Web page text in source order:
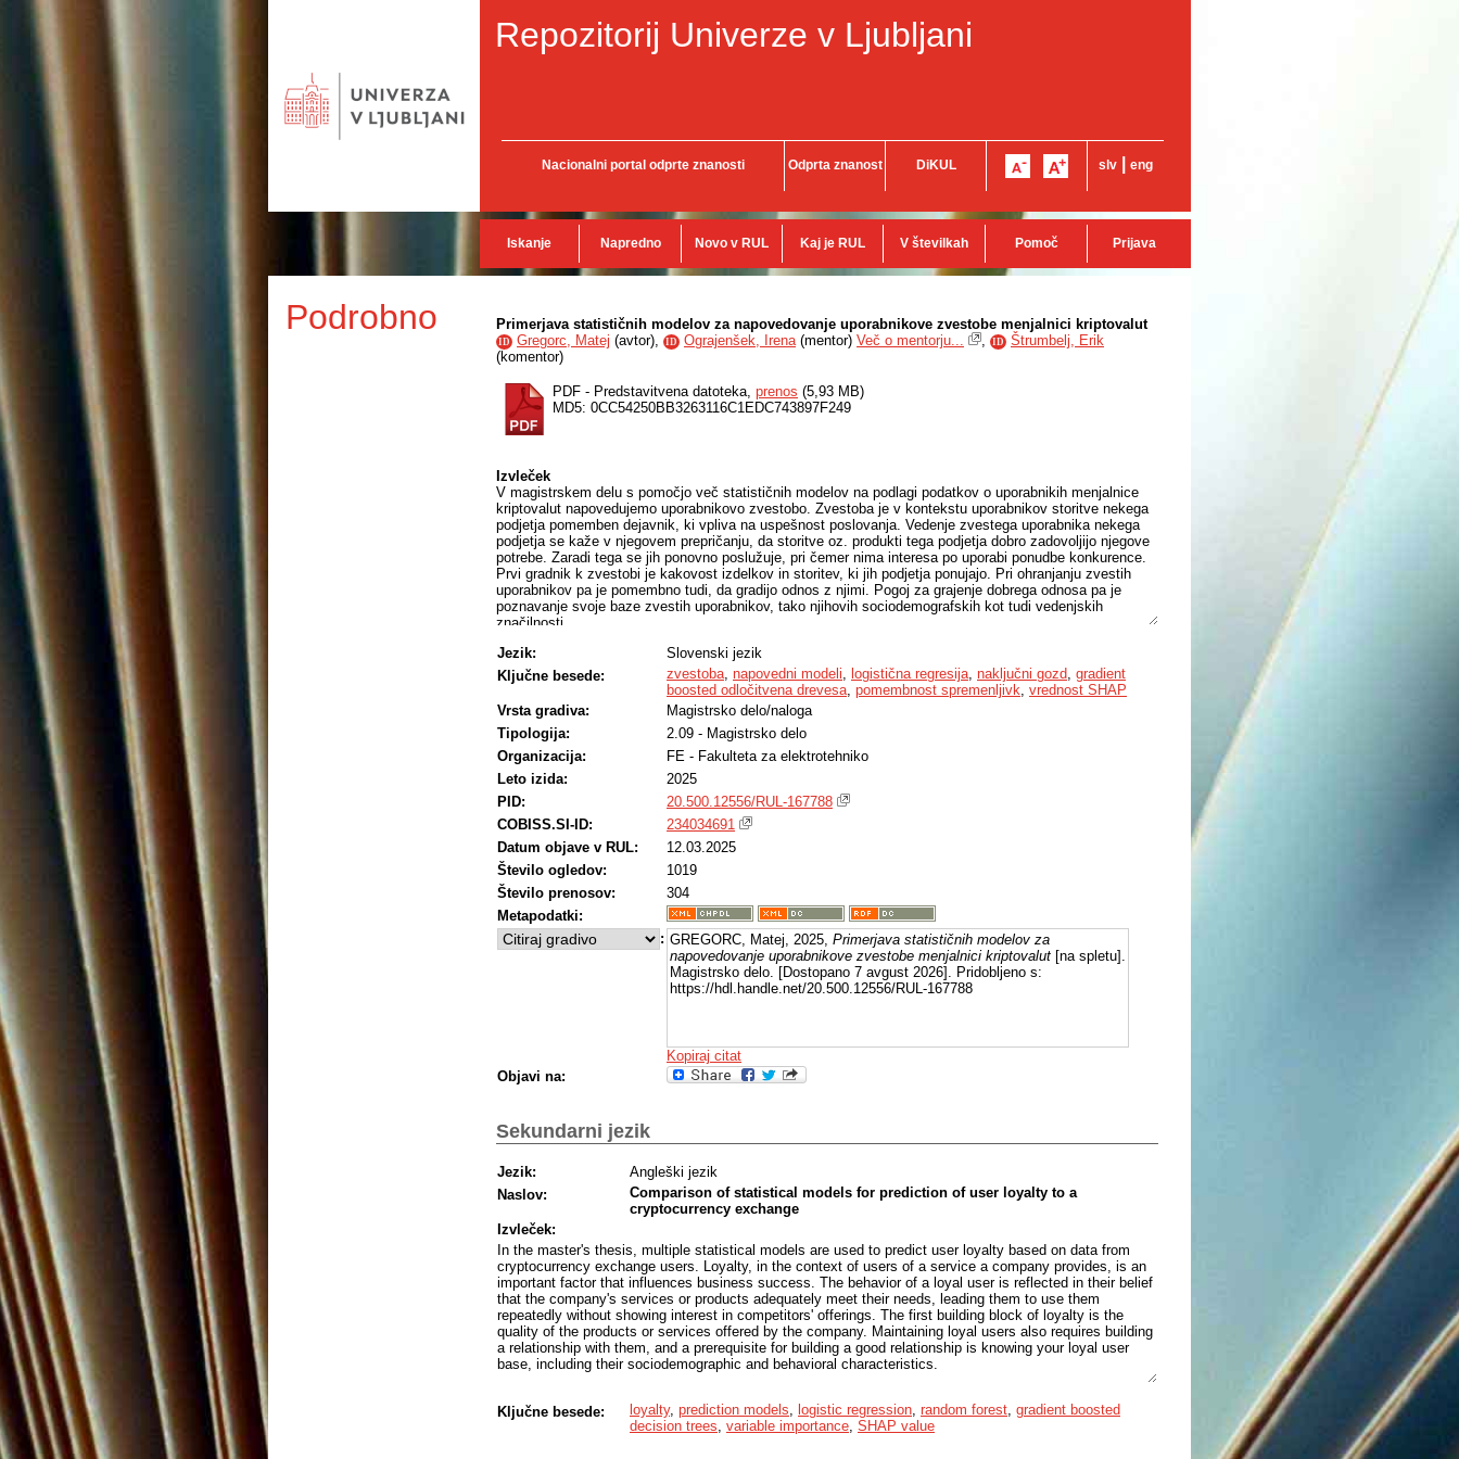
Repozitorij Univerze v Ljubljani
Nacionalni portal odprte znanosti Odprta znanost DiKUL slv eng
Iskanje Napredno Novo v RUL Kaj je RUL V številkah Pomoč Prijava
Podrobno Primerjava statističnih modelov za napovedovanje uporabnikove zvestobe menjalnici kriptovalut
ID Gregorc, Matej (avtor), ID Ograjenšek, Irena(mentor) Več o mentorju... , ID
Štrumbelj, Erik
(komentor)
PDF - Predstavitvena datoteka, prenos (5,93 MB)
MD5: 0CC54250BB3263116C1EDC743897F249
Izvleček
V magistrskem delu s pomočjo več statističnih modelov na podlagi podatkov o uporabnikih menjalnice
kriptovalut napovedujemo uporabnikovo zvestobo. Zvestoba je v kontekstu uporabnikov storitve nekega
podjetja pomemben dejavnik, ki vpliva na uspešnost poslovanja. Vedenje zvestega uporabnika nekega
podjetja se kaže v njegovem prepričanju, da storitve oz. produkti tega podjetja dobro zadovoljijo njegove
potrebe. Zaradi tega se jih ponovno poslužuje, pri čemer nima interesa po uporabi ponudbe konkurence.
Prvi gradnik k zvestobi je kakovost izdelkov in storitev, ki jih podjetja ponujajo. Pri ohranjanju zvestih
uporabnikov pa je pomembno tudi, da gradijo odnos z njimi. Pogoj za grajenje dobrega odnosa pa je
poznavanje svoje baze zvestih uporabnikov, tako njihovih sociodemografskih kot tudi vedenjskih
značilnosti.
Zbiranje in dostopnost velikih količin podatkov o uporabnikih in njihovih dejavnostih v menjalnicah
kriptovalut omogoča podroben vpogled v vsakega posameznika in identificiranje skupnih lastnosti zvestih
uporabnikov. Ta spoznanja podjetja lahko uporabijo za ohranjanje in povečevanje baze zvestih
uporabnikov, kar lahko vpliva na poslovno uspešnost.
V magistrskem delu so uporabljeni trije različni statistični modeli: logistična regresija, naključni gozdovi in
gradient boosted odločitvena drevesa, s katerimi napovedujemo binarno spremenljivko zvestoba.
Dogodek zvestobe je redek, zgolj 2,96% uporabnikov je po definiciji, ki se uporablja v podjetju, zvestih.
Statistični modeli so vrednoteni na podlagi občutljivosti in specifičnosti napovedi ter mere AUC in G-
povprečja z 8-kratnim prečnim preverjanjem. Modeli grajeni na osnovnem vzorcu, brez prilagajanja za
redke dogodke, kažejo močno pristranskost redkega dogodka. Razlika med občutljivostjo in
specifičnostjo napovedi je velika, pri čemer je točnost napovedi za zveste uporabnike nizka (največ
51%). Pristranskost redkega dogodka smo naslovili z metodo podvzorčenja, kjer modele učimo na
zmanjšanem vzorcu z enakim razmerjem med zvestimi in ne-zvestimi uporabniki. Modeli na
zmanjšanem vzorcu napovedujejo bolj točno, hkrati pa so razlike med občutljivostjo in specifičnostjo
občutno manjše. Povprečna vrednost G-povprečja vseh treh modelov je višja od 85% največ pri modelu
gradient boosting, kjer znaša 89,61%, pri čemer je točnost napovedi za zveste uporabnike 91,70%.
Pomemben del analize zvestih uporabnikov je tudi razumevanje lastnosti teh oseb, kar lahko analiziramo
s pomočjo pomembnosti spremenljivk. Ta je v magistrskem delu vrednotena z vrednostmi SHAP, ki
omogočajo interpretacijo kompleksnih modelov. Med tremi uporabljenimi modeli lahko najdemo
spremenljivke, ki imajo v vseh podoben vpliv, hkrati pa s primerjanjem med modeli zaznamo tudi nekaj
Jezik:
Slovenski jezik
Ključne besede:
zvestoba, napovedni modeli, logistična regresija, naključni gozd, gradient
boosted odločitvena drevesa, pomembnost spremenljivk, vrednost SHAP
Vrsta gradiva:
Magistrsko delo/naloga
Tipologija:
2.09 - Magistrsko delo
Organizacija:
FE - Fakulteta za elektrotehniko
Leto izida:
2025
PID:
20.500.12556/RUL-167788
COBISS.SI-ID:
234034691
Datum objave v RUL:
12.03.2025
Število ogledov:
1019
Število prenosov:
304
Metapodatki:
: GREGORC, Matej, 2025, Primerjava statističnih modelov za
napovedovanje uporabnikove zvestobe menjalnici kriptovalut [na spletu].
Magistrsko delo. [Dostopano 7 avgust 2026]. Pridobljeno s:
https://hdl.handle.net/20.500.12556/RUL-167788
Kopiraj citat
Objavi na:
Sekundarni jezik
Jezik:
Angleški jezik
Naslov:
Comparison of statistical models for prediction of user loyalty to a
cryptocurrency exchange
Izvleček:
In the master's thesis, multiple statistical models are used to predict user loyalty based on data from
cryptocurrency exchange users. Loyalty, in the context of users of a service a company provides, is an
important factor that influences business success. The behavior of a loyal user is reflected in their belief
that the company's services or products adequately meet their needs, leading them to use them
repeatedly without showing interest in competitors' offerings. The first building block of loyalty is the
quality of the products or services offered by the company. Maintaining loyal users also requires building
a relationship with them, and a prerequisite for building a good relationship is knowing your loyal user
base, including their sociodemographic and behavioral characteristics.
exchanges allow for a detailed insight into each individual, while also identifying common characteristics
of loyal users. Companies can use these insights to maintain and expand their base of such users,
Ključne besede: loyalty, prediction models logistic regression random forest gradient boosted
decision trees variable importance SHAP value